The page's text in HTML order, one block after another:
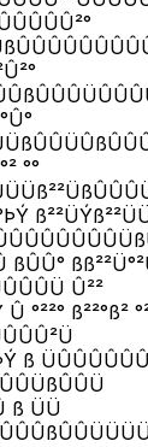
°°
Û²²
°²²° ß²²°ß²
ß
ß ÜÜ